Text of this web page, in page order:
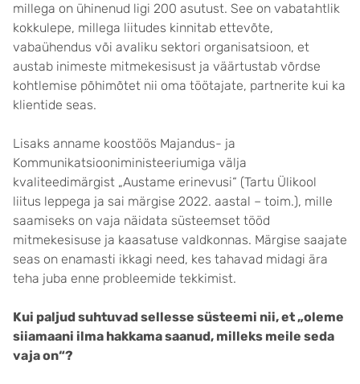
millega on ühinenud ligi 200 asutust. See on vabatahtlik
kokkulepe, millega liitudes kinnitab ettevõte,
vabaühendus või avaliku sektori organisatsioon, et
austab inimeste mitmekesisust ja väärtustab võrdse
kohtlemise põhimõtet nii oma töötajate, partnerite kui ka
klientide seas.
Lisaks anname koostöös Majandus- ja
Kommunikatsiooniministeeriumiga välja
kvaliteedimärgist „Austame erinevusi“ (Tartu Ülikool
liitus leppega ja sai märgise 2022. aastal – toim.), mille
saamiseks on vaja näidata süsteemset tööd
mitmekesisuse ja kaasatuse valdkonnas. Märgise saajate
seas on enamasti ikkagi need, kes tahavad midagi ära
teha juba enne probleemide tekkimist.
Kui paljud suhtuvad sellesse süsteemi nii, et „oleme
siiamaani ilma hakkama saanud, milleks meile seda
vaja on“?